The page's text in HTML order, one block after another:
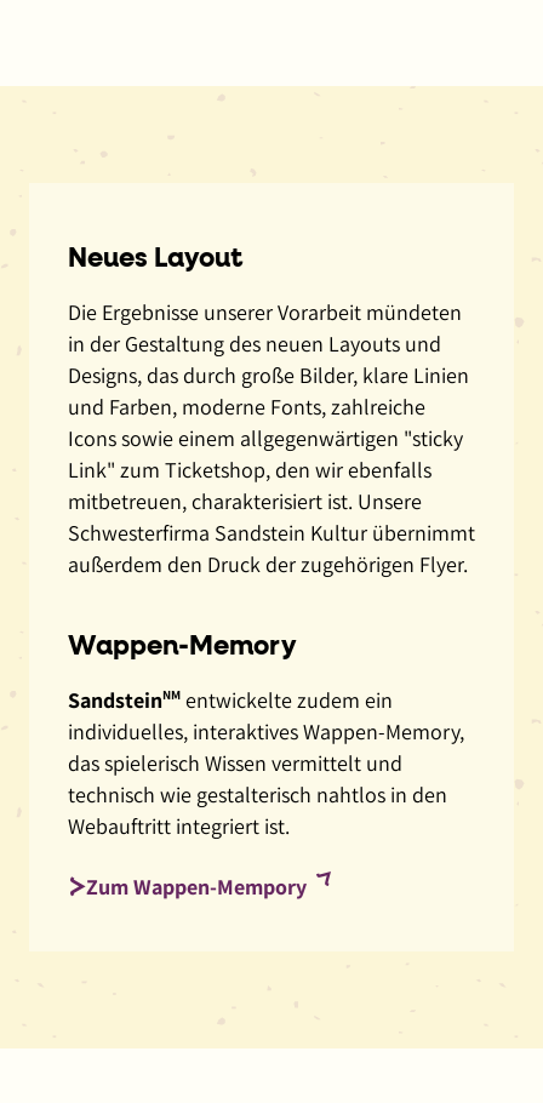
Neues Layout
Die Ergebnisse unserer Vorarbeit mündeten
in der Gestaltung des neuen Layouts und
Designs, das durch große Bilder, klare Linien
und Farben, moderne Fonts, zahlreiche
Icons sowie einem allgegenwärtigen "sticky
Link" zum Ticketshop, den wir ebenfalls
mitbetreuen, charakterisiert ist. Unsere
Schwesterfirma Sandstein Kultur übernimmt
außerdem den Druck der zugehörigen Flyer.
Wappen-Memory
SandsteinNM entwickelte zudem ein
individuelles, interaktives Wappen-Memory,
das spielerisch Wissen vermittelt und
technisch wie gestalterisch nahtlos in den
Webauftritt integriert ist.
Zum Wappen-Mempory(externer
Fenster)